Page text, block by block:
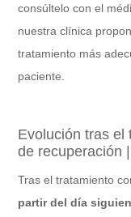
consúltelo con el
nuestra clínica
tratamiento más
paciente.
Evolución tras el
de recuperación
Tras el tratamiento
partir del día